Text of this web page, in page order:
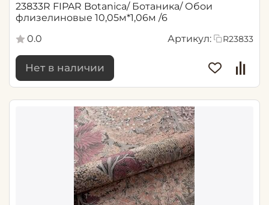
23833R FIPAR Botanica/ Ботаника/ Обои
флизелиновые 10,05м*1,06м /6
0.0
Артикул: R23833
Нет в наличии